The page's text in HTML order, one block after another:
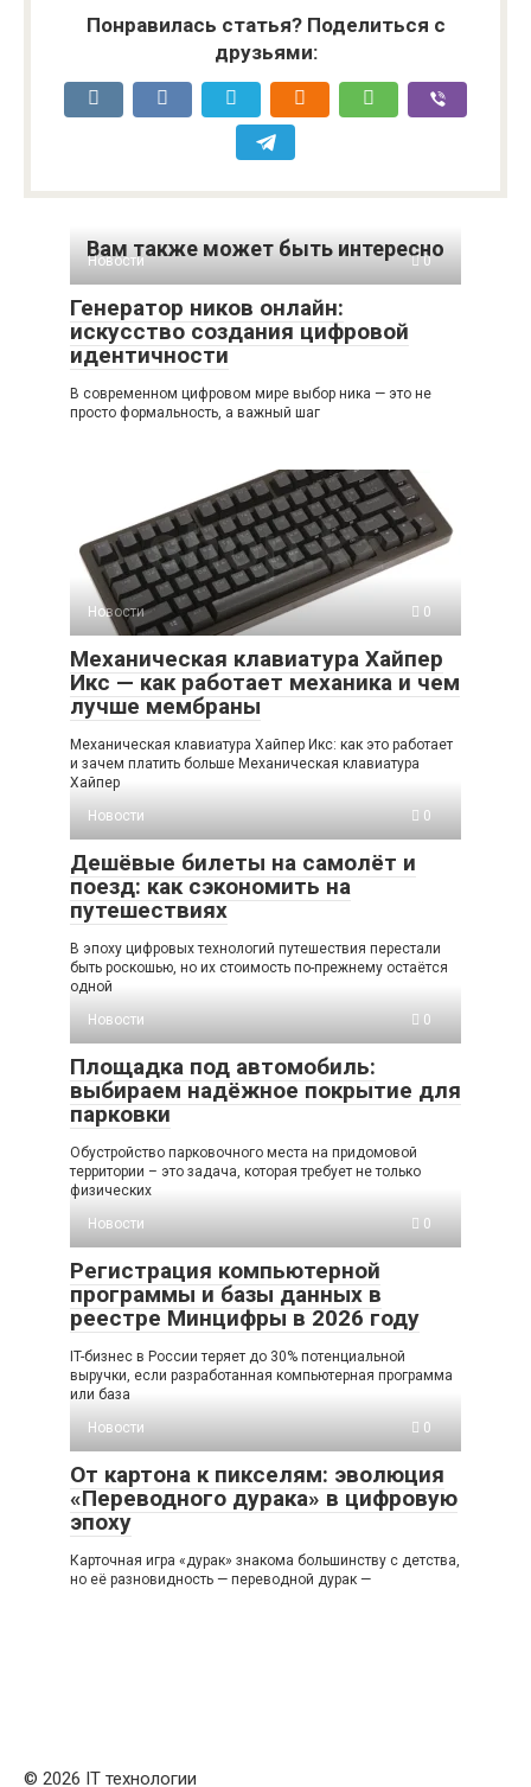
Понравилась статья? Поделиться с
друзьями:
Вам также может быть интересно
Новости 0
Генератор ников онлайн:
искусство создания цифровой
идентичности
В современном цифровом мире выбор ника — это не
просто формальность, а важный шаг
Новости 0
Механическая клавиатура Хайпер
Икс — как работает механика и чем
лучше мембраны
Механическая клавиатура Хайпер Икс: как это работает
и зачем платить больше Механическая клавиатура
Хайпер
Новости
0
Дешёвые билеты на самолёт и
поезд: как сэкономить на
путешествиях
В эпоху цифровых технологий путешествия перестали
быть роскошью, но их стоимость по-прежнему остаётся
одной
Новости
0
Площадка под автомобиль:
выбираем надёжное покрытие для
парковки
Обустройство парковочного места на придомовой
территории – это задача, которая требует не только
физических
Новости
0
Регистрация компьютерной
программы и базы данных в
реестре Минцифры в 2026 году
IT-бизнес в России теряет до 30% потенциальной
выручки, если разработанная компьютерная программа
или база
Новости
0
От картона к пикселям: эволюция
«Переводного дурака» в цифровую
эпоху
Карточная игра «дурак» знакома большинству с детства,
но её разновидность — переводной дурак —
© 2026 IT технологии